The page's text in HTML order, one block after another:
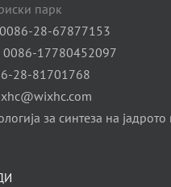
парк
0086-28-67877153
0086-17780452097
28-81701768
xhc@wixhc.com
за синтеза на